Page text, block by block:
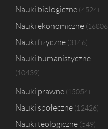
Nauki biologiczne 4524
Nauki ekonomiczne 16806
Nauki fizyczne 3146
Nauki humanistyczne
10439
Nauki prawne 15054
Nauki społeczne 12426
Nauki teologiczne 549